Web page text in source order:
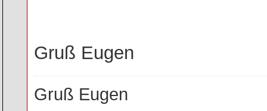
Gruß Eugen
Gruß Eugen